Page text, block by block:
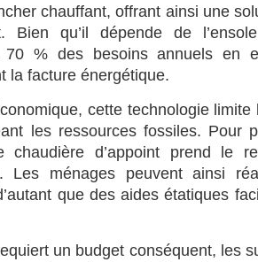
chauffant, offrant ainsi une
Bien qu’il dépende de
70 % des besoins annuels en
la facture énergétique.
cette technologie limite
les ressources fossiles. Pour
chaudière d’appoint prend le
Les ménages peuvent ainsi
que des aides étatiques
un budget conséquent, les